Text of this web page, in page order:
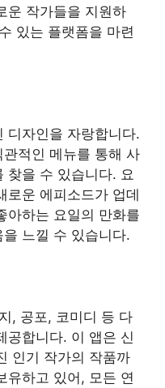
운 작가들을 지원하
있는 플랫폼을 마련
디자인을 자랑합니다.
적인 메뉴를 통해 사
찾을 수 있습니다. 요
로운 에피소드가 업데
아하는 요일의 만화를
느낄 수 있습니다.
, 공포, 코미디 등 다
공합니다. 이 앱은 신
인기 작가의 작품까
유하고 있어, 모든 연